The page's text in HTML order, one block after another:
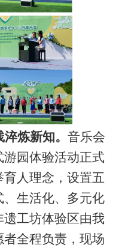
炼新知。 音乐会
园体验活动正式
人理念，设置五
生活化、多元化
工坊体验区由我
者全程负责，现场